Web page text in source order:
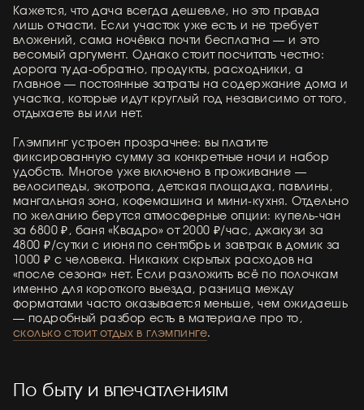
Кажется, что дача всегда дешевле, но это правда
лишь отчасти. Если участок уже есть и не требует
вложений, сама ночёвка почти бесплатна — и это
весомый аргумент. Однако стоит посчитать честно:
дорога туда-обратно, продукты, расходники, а
главное — постоянные затраты на содержание дома и
участка, которые идут круглый год независимо от того,
отдыхаете вы или нет.
Глэмпинг устроен прозрачнее: вы платите
фиксированную сумму за конкретные ночи и набор
удобств. Многое уже включено в проживание —
велосипеды, экотропа, детская площадка, павлины,
мангальная зона, кофемашина и мини-кухня. Отдельно
по желанию берутся атмосферные опции: купель-чан
за 6800 ₽, баня «Квадро» от 2000 ₽/час, джакузи за
4800 ₽/сутки с июня по сентябрь и завтрак в домик за
1000 ₽ с человека. Никаких скрытых расходов на
«после сезона» нет. Если разложить всё по полочкам
именно для короткого выезда, разница между
форматами часто оказывается меньше, чем ожидаешь
— подробный разбор есть в материале про то,
сколько стоит отдых в глэмпинге.
По быту и впечатлениям